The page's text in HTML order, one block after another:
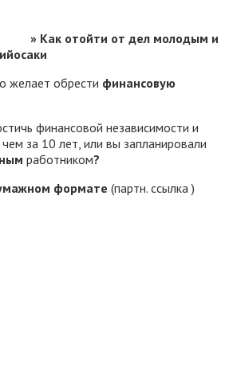
» Как отойти от дел молодым и
желает обрести финансовую
финансовой независимости и
за 10 лет, или вы запланировали
работником?
формате (партн. ссылка )